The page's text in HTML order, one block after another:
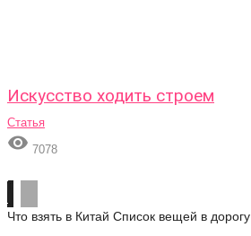
Искусство ходить строем
Статья
 7078
Что взять в Китай Список вещей в дорогу